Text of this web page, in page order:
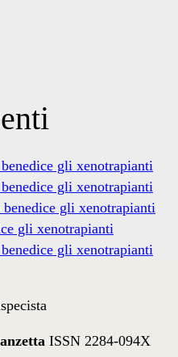
gli xenotrapianti
gli xenotrapianti
gli xenotrapianti
gli xenotrapianti
gli xenotrapianti
ISSN 2284-094X